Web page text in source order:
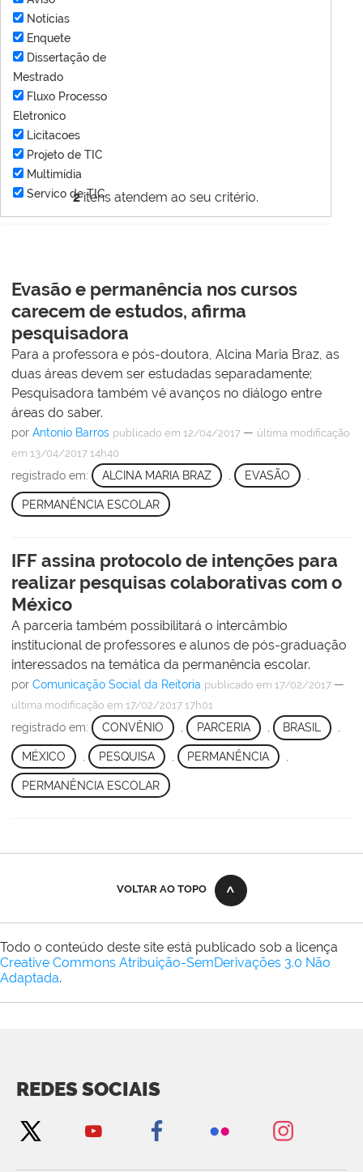
2itens atendem ao seu critério.
Notícias
Enquete
Dissertação de
Mestrado
Fluxo Processo
Eletronico
Licitacoes
Projeto de TIC
Multimídia
Servico de TIC
Evasão e permanência nos cursos
carecem de estudos, afirma
pesquisadora
Para a professora e pós-doutora, Alcina Maria Braz, as
duas áreas devem ser estudadas separadamente;
Pesquisadora também vê avanços no diálogo entre
áreas do saber.
por Antonio Barros publicado em 12/04/2017 — última modificação
em 13/04/2017 14h40
registrado em: ALCINA MARIA BRAZ EVASÃO
PERMANÊNCIA ESCOLAR
IFF assina protocolo de intenções para
realizar pesquisas colaborativas com o
México
A parceria também possibilitará o intercâmbio
institucional de professores e alunos de pós-graduação
interessados na temática da permanência escolar.
por Comunicação Social da Reitoria publicado em 17/02/2017 —
última modificação em 17/02/2017 17h01
registrado em: CONVÊNIO , PARCERIA , BRASIL ,
MÉXICO PESQUISA PERMANÊNCIA
PERMANÊNCIA ESCOLAR
VOLTAR AO TOPO
Todo o conteúdo deste site está publicado sob a licença
Creative Commons Atribuição-SemDerivações 3.0 Não
Adaptada.
REDES SOCIAIS